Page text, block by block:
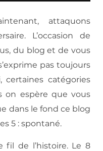
attaquons
L’occasion de
du blog et de vous
pas toujours
catégories
on espère que vous
dans le fond ce blog
5 : spontané.
fil de l’histoire. Le 8